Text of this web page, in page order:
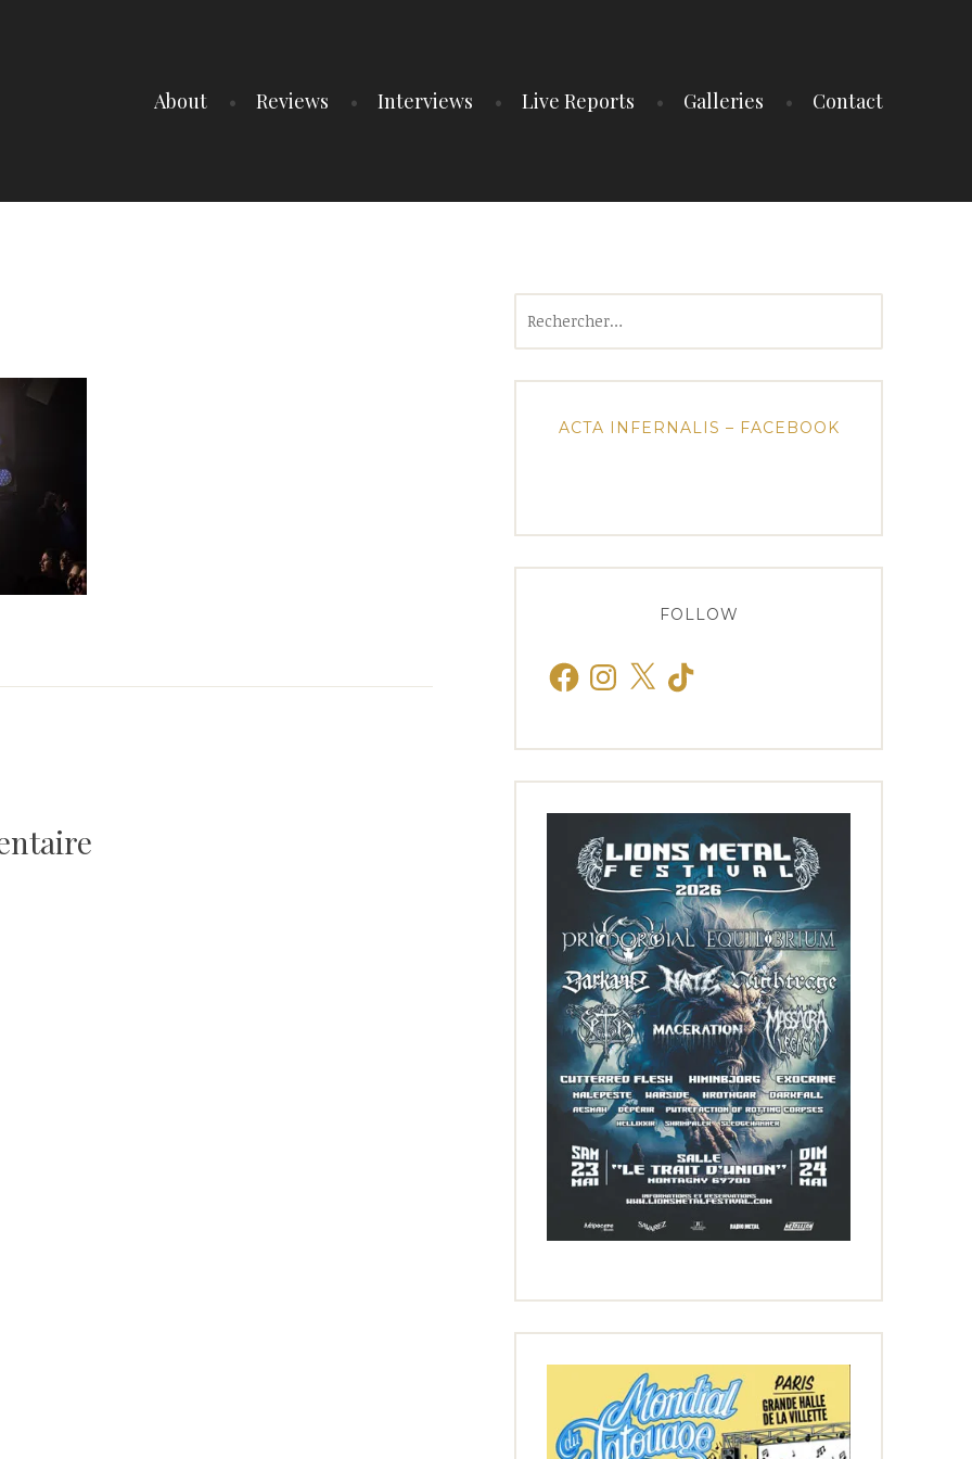
About Reviews Interviews Live Reports Galleries Contact
ACTA INFERNALIS – FACEBOOK
FOLLOW
FacebookInstagram
X TikTok